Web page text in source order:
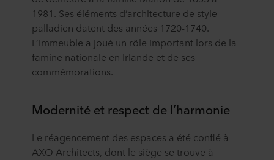
1981. Ses éléments d’architecture de style
palladien datent des années 1720-1740.
L’immeuble a joué un rôle important lors de la
famine nationale en Irlande et de ses
commémorations.
Modernité et respect de l’harmonie
Le réagencement des espaces a été confié à
AXO Architects, dont le siège se trouve à